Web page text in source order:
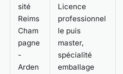
sité
Reims
Cham
pagne
-
Arden
Licence
professionnel
le puis
master,
spécialité
emballage